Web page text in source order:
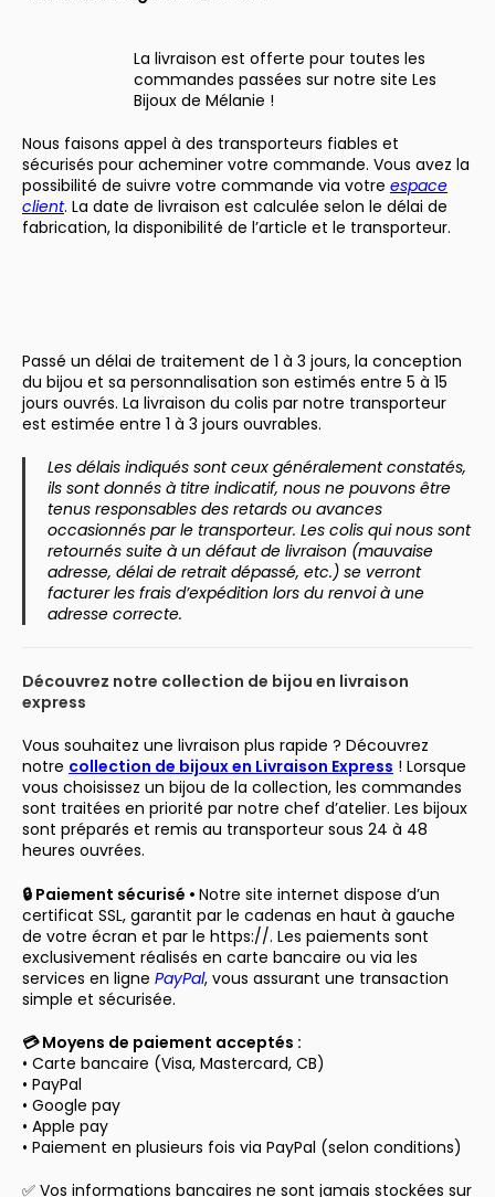
La livraison est offerte pour toutes les
commandes passées sur notre site Les
Bijoux de Mélanie !
Nous faisons appel à des transporteurs fiables et
sécurisés pour acheminer votre commande. Vous avez la
possibilité de suivre votre commande via votre espace
client. La date de livraison est calculée selon le délai de
fabrication, la disponibilité de l’article et le transporteur.
Passé un délai de traitement de 1 à 3 jours, la conception
du bijou et sa personnalisation son estimés entre 5 à 15
jours ouvrés. La livraison du colis par notre transporteur
est estimée entre 1 à 3 jours ouvrables.
Les délais indiqués sont ceux généralement constatés,
ils sont donnés à titre indicatif, nous ne pouvons être
tenus responsables des retards ou avances
occasionnés par le transporteur. Les colis qui nous sont
retournés suite à un défaut de livraison (mauvaise
adresse, délai de retrait dépassé, etc.) se verront
facturer les frais d’expédition lors du renvoi à une
adresse correcte.
Découvrez notre collection de bijou en livraison
express
Vous souhaitez une livraison plus rapide ? Découvrez
notre collection de bijoux en Livraison Express ! Lorsque
vous choisissez un bijou de la collection, les commandes
sont traitées en priorité par notre chef d’atelier. Les bijoux
sont préparés et remis au transporteur sous 24 à 48
heures ouvrées.
🔒 Paiement sécurisé • Notre site internet dispose d’un
certificat SSL, garantit par le cadenas en haut à gauche
de votre écran et par le https://. Les paiements sont
exclusivement réalisés en carte bancaire ou via les
services en ligne PayPal, vous assurant une transaction
simple et sécurisée.
💳 Moyens de paiement acceptés :
• Carte bancaire (Visa, Mastercard, CB)
• PayPal
• Google pay
• Apple pay
• Paiement en plusieurs fois via PayPal (selon conditions)
✅ Vos informations bancaires ne sont jamais stockées sur